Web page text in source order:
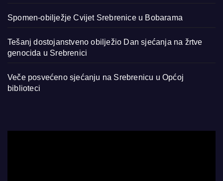
Spomen-obilježje Cvijet Srebrenice u Bobarama
Tešanj dostojanstveno obilježio Dan sjećanja na žrtve
genocida u Srebrenici
Veče posvećeno sjećanju na Srebrenicu u Općoj
biblioteci